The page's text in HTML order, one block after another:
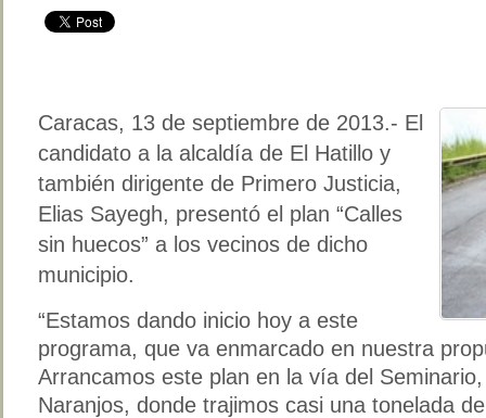
Caracas, 13 de septiembre de 2013.- El
candidato a la alcaldía de El Hatillo y
también dirigente de Primero Justicia,
Elias Sayegh, presentó el plan “Calles
sin huecos” a los vecinos de dicho
municipio.
“Estamos dando inicio hoy a este
programa, que va enmarcado en nuestra
Arrancamos este plan en la vía del
Naranjos, donde trajimos casi una tonelada